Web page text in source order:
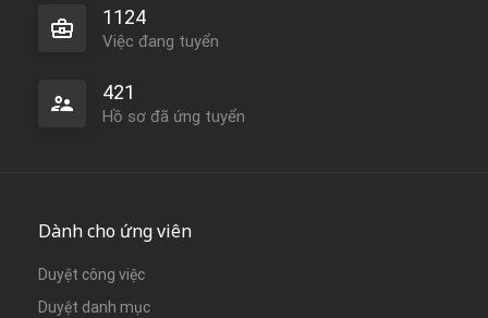
1124
Việc đang tuyển
421
Hồ sơ đã ứng tuyển
Dành cho ứng viên
Duyệt công việc
Duyệt danh mục